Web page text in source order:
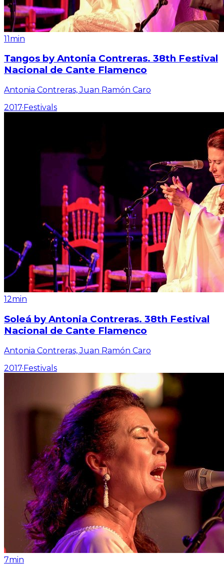
11min
Tangos by Antonia Contreras. 38th Festival
Nacional de Cante Flamenco
Antonia Contreras, Juan Ramón Caro
2017·Festivals
12min
Soleá by Antonia Contreras. 38th Festival
Nacional de Cante Flamenco
Antonia Contreras, Juan Ramón Caro
2017·Festivals
7min